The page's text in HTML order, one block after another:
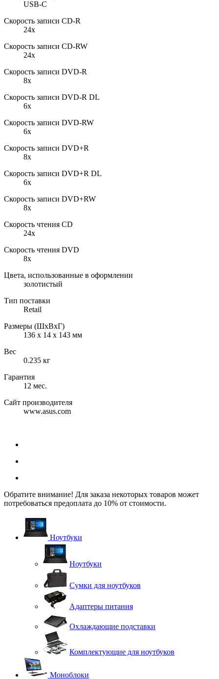
USB-C
Cкорость записи CD-R
24x
Cкорость записи CD-RW
24x
Cкорость записи DVD-R
8x
Cкорость записи DVD-R DL
6x
Cкорость записи DVD-RW
6x
Скорость записи DVD+R
8x
Скорость записи DVD+R DL
6x
Скорость записи DVD+RW
8x
Cкорость чтения CD
24x
Cкорость чтения DVD
8x
Цвета, использованные в оформлении
золотистый
Тип поставки
Retail
Размеры (ШхВхГ)
136 x 14 x 143 мм
Вес
0.235 кг
Гарантия
12 мес.
Сайт производителя
www.asus.com
Обратите внимание! Для заказа некоторых товаров может
потребоваться предоплата до 10% от стоимости.
Ноутбуки
Ноутбуки
Сумки для ноутбуков
Адаптеры питания
Охлаждающие подставки
Комплектующие для ноутбуков
Моноблоки